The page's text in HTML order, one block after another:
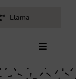
Llama
Toggle